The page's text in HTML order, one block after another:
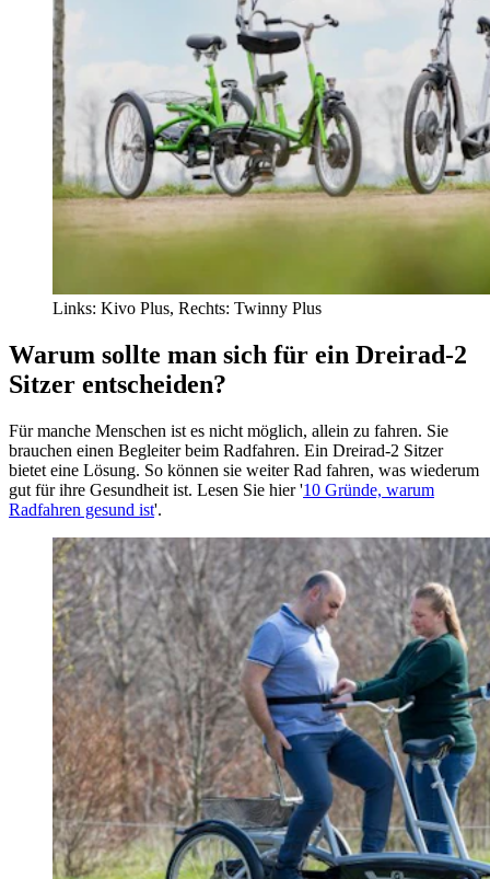
Links: Kivo Plus, Rechts: Twinny Plus
Warum sollte man sich für ein Dreirad-2
Sitzer entscheiden?
Für manche Menschen ist es nicht möglich, allein zu fahren. Sie
brauchen einen Begleiter beim Radfahren. Ein Dreirad-2 Sitzer
bietet eine Lösung. So können sie weiter Rad fahren, was wiederum
gut für ihre Gesundheit ist. Lesen Sie hier '10 Gründe, warum
Radfahren gesund ist'.